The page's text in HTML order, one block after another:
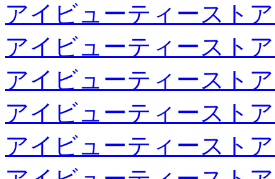
アイビューティースト
アイビューティースト
アイビューティースト
アイビューティースト
アイビューティースト